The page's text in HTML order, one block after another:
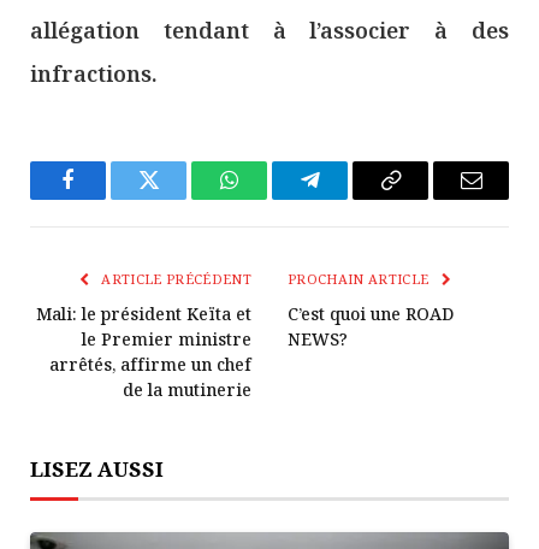
allégation tendant à l’associer à des
infractions.
FacebookTwitter WhatsAppTélégrammeCopier
Lien
E-
ARTICLE PRÉCÉDENT
Mali: le président Keïta et
le Premier ministre
arrêtés, affirme un chef
de la mutinerie
PROCHAIN ARTICLE
C’est quoi une ROAD
NEWS?
LISEZ AUSSI